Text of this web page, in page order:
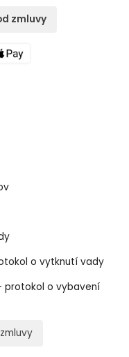
zmluvy
o vytknutí vady
protokol o vybavení